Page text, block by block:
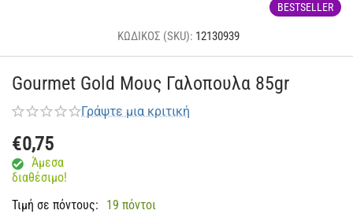
BESTSELLER
ΚΩΔΙΚΟΣ (SKU): 12130939
Gourmet Gold Μους Γαλοπουλα 85gr
Γράψτε μια κριτική
€0,75
Άμεσα
διαθέσιμο!
Τιμή σε πόντους:
19 πόντοι